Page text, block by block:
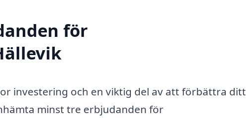
för
investering och en viktig del av att förbättra ditt
minst tre erbjudanden för